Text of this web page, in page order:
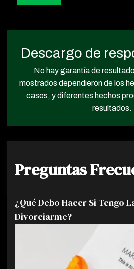
Descargo de
No hay garantía de
mostrados dependieron de los
casos, y diferentes hechos
resultados.
Preguntas
¿Qué Debo Hacer Si Tengo
Divorciarme?